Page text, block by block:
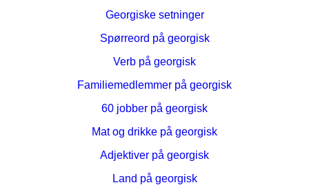
Georgiske setninger
Spørreord på georgisk
Verb på georgisk
Familiemedlemmer på georgisk
60 jobber på georgisk
Mat og drikke på georgisk
Adjektiver på georgisk
Land på georgisk